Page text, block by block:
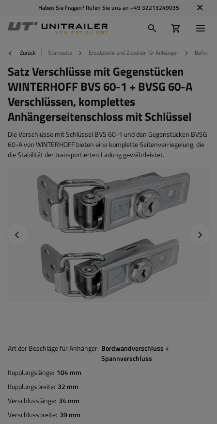
Haben Sie Fragen? Rufen Sie uns an +49 32213249035
Zurück Startseite Ersatzteile und Zubehör für Anhänger
Satz Verschlüsse mit Gegenstücken
WINTERHOFF BVS 60-1 + BVSG 60-A
Verschlüssen, komplettes
Anhängerseitenschloss mit Schlüssel
Die Verschlüsse mit Schlüssel BVS 60-1 und den Gegenstücken BVSG
60-A von WINTERHOFF bieten eine komplette Seitenverriegelung, die
die Stabilität der transportierten Ladung gewährleistet.
Vorheriges Foto
Art der Beschläge für Anhänger Bordwandverschluss +
Spannverschluss
Kupplungslänge 104 mm
Kupplungsbreite 32 mm
Verschlusslänge 34 mm
Verschlussbreite 39 mm